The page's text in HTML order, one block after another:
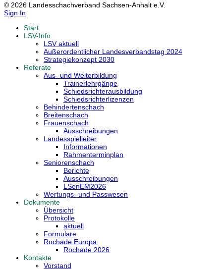
© 2026 Landesschachverband Sachsen-Anhalt e.V.
Sign In
Start
LSV-Info
LSV aktuell
Außerordentlicher Landesverbandstag 2024
Strategiekonzept 2030
Referate
Aus- und Weiterbildung
Trainerlehrgänge
Schiedsrichterausbildung
Schiedsrichterlizenzen
Behindertenschach
Breitenschach
Frauenschach
Ausschreibungen
Landesspielleiter
Informationen
Rahmenterminplan
Seniorenschach
Berichte
Ausschreibungen
LSenEM2026
Wertungs- und Passwesen
Dokumente
Übersicht
Protokolle
aktuell
Formulare
Rochade Europa
Rochade 2026
Kontakte
Vorstand